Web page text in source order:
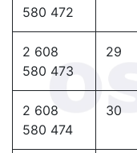
580 472
2 608
580 473
29
2 608
580 474
30